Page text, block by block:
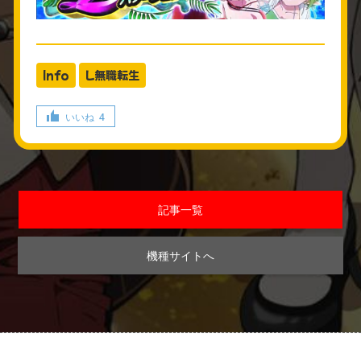
Info L無職転生
いいね 4
記事一覧
機種サイトへ